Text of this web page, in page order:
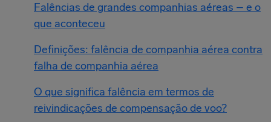
Falências de grandes companhias aéreas – e o
que aconteceu
Definições: falência de companhia aérea contra
falha de companhia aérea
O que significa falência em termos de
reivindicações de compensação de voo?